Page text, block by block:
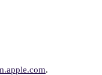
.